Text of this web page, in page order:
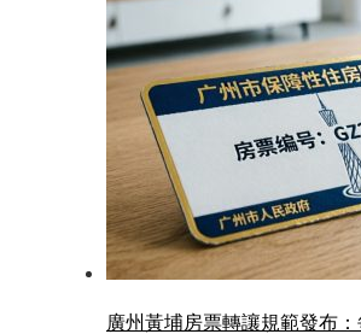
廣州黃埔房票轉讓規範發布